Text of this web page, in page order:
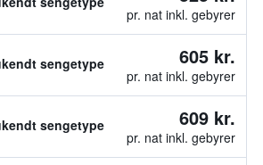
pr. nat inkl. gebyrer
sengetype 605 kr.
pr. nat inkl. gebyrer
sengetype 609 kr.
pr. nat inkl. gebyrer